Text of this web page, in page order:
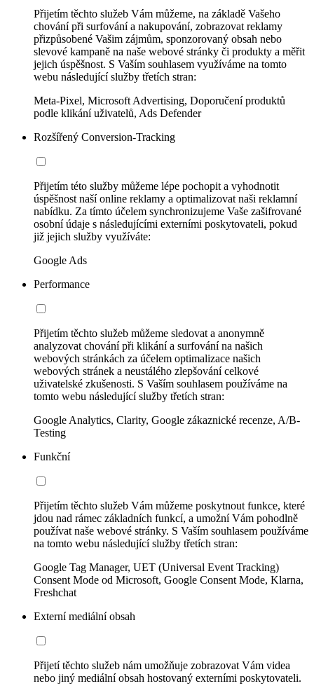
Přijetím těchto služeb Vám můžeme, na základě Vašeho
chování při surfování a nakupování, zobrazovat reklamy
přizpůsobené Vašim zájmům, sponzorovaný obsah nebo
slevové kampaně na naše webové stránky či produkty a měřit
jejich úspěšnost. S Vaším souhlasem využíváme na tomto
webu následující služby třetích stran:
Meta-Pixel, Microsoft Advertising, Doporučení produktů
podle klikání uživatelů, Ads Defender
Rozšířený Conversion-Tracking
Přijetím této služby můžeme lépe pochopit a vyhodnotit
úspěšnost naší online reklamy a optimalizovat naši reklamní
nabídku. Za tímto účelem synchronizujeme Vaše zašifrované
osobní údaje s následujícími externími poskytovateli, pokud
již jejich služby využíváte:
Google Ads
Performance
Přijetím těchto služeb můžeme sledovat a anonymně
analyzovat chování při klikání a surfování na našich
webových stránkách za účelem optimalizace našich
webových stránek a neustálého zlepšování celkové
uživatelské zkušenosti. S Vaším souhlasem používáme na
tomto webu následující služby třetích stran:
Google Analytics, Clarity, Google zákaznické recenze, A/B-
Testing
Funkční
Přijetím těchto služeb Vám můžeme poskytnout funkce, které
jdou nad rámec základních funkcí, a umožní Vám pohodlně
používat naše webové stránky. S Vaším souhlasem používáme
na tomto webu následující služby třetích stran:
Google Tag Manager, UET (Universal Event Tracking)
Consent Mode od Microsoft, Google Consent Mode, Klarna,
Freshchat
Externí mediální obsah
Přijetí těchto služeb nám umožňuje zobrazovat Vám videa
nebo jiný mediální obsah hostovaný externími poskytovateli.